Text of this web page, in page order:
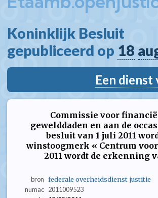
Koninklijk Besluit
gepubliceerd op 18
Een dienst
Commissie voor
gewelddaden en aan de
besluit van 1 juli 2011
winstoogmerk « Centrum
2011 wordt de erkenning
bron federale overheidsdienst justitie
numac 2011009523